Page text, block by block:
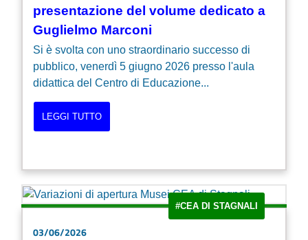
presentazione del volume dedicato a
Guglielmo Marconi
Si è svolta con uno straordinario successo di
pubblico, venerdì 5 giugno 2026 presso l'aula
didattica del Centro di Educazione...
LEGGI TUTTO
#CEA DI STAGNALI
03/06/2026